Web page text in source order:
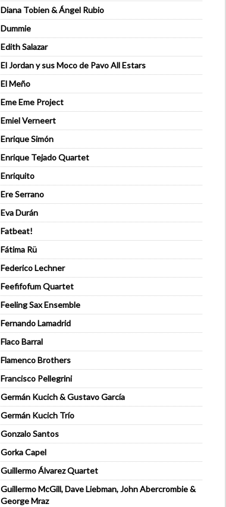
Diana Tobien & Ángel Rubio
Dummie
Edith Salazar
El Jordan y sus Moco de Pavo All Estars
El Meño
Eme Eme Project
Emiel Verneert
Enrique Simón
Enrique Tejado Quartet
Enriquito
Ere Serrano
Eva Durán
Fatbeat!
Fátima Rü
Federico Lechner
Feefifofum Quartet
Feeling Sax Ensemble
Fernando Lamadrid
Flaco Barral
Flamenco Brothers
Francisco Pellegrini
Germán Kucich & Gustavo García
Germán Kucich Trío
Gonzalo Santos
Gorka Capel
Guillermo Álvarez Quartet
Guillermo McGill, Dave Liebman, John Abercrombie &
George Mraz